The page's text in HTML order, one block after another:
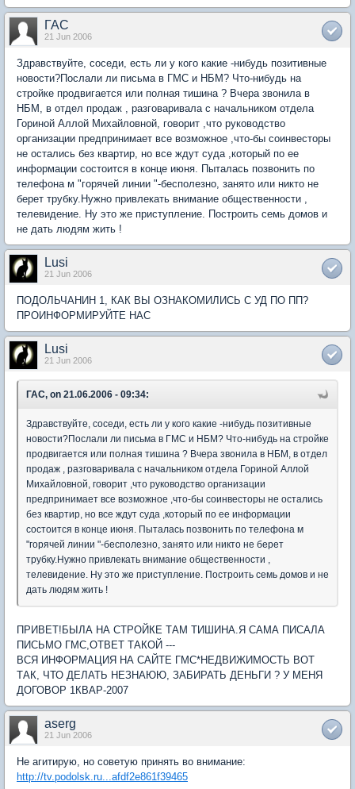
ГАС
21 Jun 2006
Здравствуйте, соседи, есть ли у кого какие -нибудь позитивные
новости?Послали ли письма в ГМС и НБМ? Что-нибудь на
стройке продвигается или полная тишина ? Вчера звонила в
НБМ, в отдел продаж , разговаривала с начальником отдела
Гориной Аллой Михайловной, говорит ,что руководство
организации предпринимает все возможное ,что-бы соинвесторы
не остались без квартир, но все ждут суда ,который по ее
информации состоится в конце июня. Пыталась позвонить по
телефона м "горячей линии "-бесполезно, занято или никто не
берет трубку.Нужно привлекать внимание общественности ,
телевидение. Ну это же приступление. Построить семь домов и
не дать людям жить !
Lusi
21 Jun 2006
ПОДОЛЬЧАНИН 1, КАК ВЫ ОЗНАКОМИЛИСЬ С УД ПО ПП?
ПРОИНФОРМИРУЙТЕ НАС
Lusi
21 Jun 2006
ГАС, on 21.06.2006 - 09:34:
Здравствуйте, соседи, есть ли у кого какие -нибудь позитивные
новости?Послали ли письма в ГМС и НБМ? Что-нибудь на стройке
продвигается или полная тишина ? Вчера звонила в НБМ, в отдел
продаж , разговаривала с начальником отдела Гориной Аллой
Михайловной, говорит ,что руководство организации
предпринимает все возможное ,что-бы соинвесторы не остались
без квартир, но все ждут суда ,который по ее информации
состоится в конце июня. Пыталась позвонить по телефона м
"горячей линии "-бесполезно, занято или никто не берет
трубку.Нужно привлекать внимание общественности ,
телевидение. Ну это же приступление. Построить семь домов и не
дать людям жить !
ПРИВЕТ!БЫЛА НА СТРОЙКЕ ТАМ ТИШИНА.Я САМА ПИСАЛА
ПИСЬМО ГМС,ОТВЕТ ТАКОЙ ---
ВСЯ ИНФОРМАЦИЯ НА САЙТЕ ГМС*НЕДВИЖИМОСТЬ ВОТ
ТАК, ЧТО ДЕЛАТЬ НЕЗНАЮЮ, ЗАБИРАТЬ ДЕНЬГИ ? У МЕНЯ
ДОГОВОР 1КВАР-2007
aserg
21 Jun 2006
Не агитирую, но советую принять во внимание:
http://tv.podolsk.ru...afdf2e861f39465